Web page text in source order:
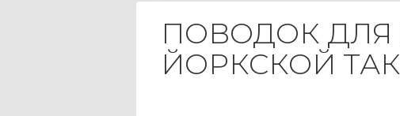
ПОВОДОК ДЛЯ
ЙОРКСКОЙ